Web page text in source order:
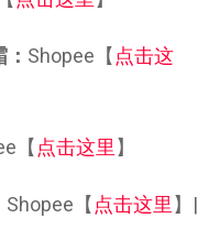
Shopee【 点击这
【 点击这里 】
Shopee【 点击这里 】|